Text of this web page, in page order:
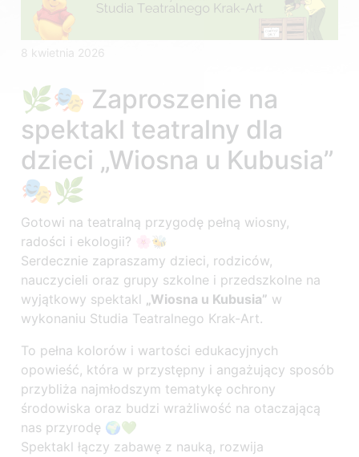
8 kwietnia 2026
🌿🎭 Zaproszenie na
spektakl teatralny dla
dzieci „Wiosna u Kubusia”
🎭🌿
Gotowi na teatralną przygodę pełną wiosny,
radości i ekologii? 🌸🐝
Serdecznie zapraszamy dzieci, rodziców,
nauczycieli oraz grupy szkolne i przedszkolne na
wyjątkowy spektakl „Wiosna u Kubusia” w
wykonaniu Studia Teatralnego Krak-Art.
To pełna kolorów i wartości edukacyjnych
opowieść, która w przystępny i angażujący sposób
przybliża najmłodszym tematykę ochrony
środowiska oraz budzi wrażliwość na otaczającą
nas przyrodę 🌍💚
Spektakl łączy zabawę z nauką, rozwija